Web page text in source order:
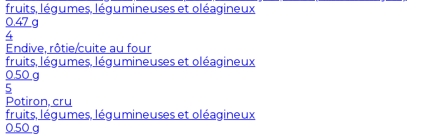
fruits, légumes, légumineuses et oléagineux
0.47 g
4
Endive, rôtie/cuite au four
fruits, légumes, légumineuses et oléagineux
0.50 g
5
Potiron, cru
fruits, légumes, légumineuses et oléagineux
0.50 g